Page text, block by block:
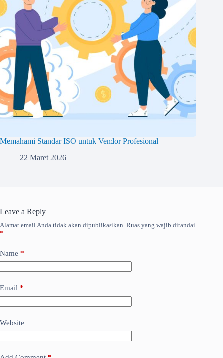
Memahami Standar ISO untuk Vendor Profesional
22 Maret 2026
Leave a Reply
Alamat email Anda tidak akan dipublikasikan. Ruas yang wajib ditandai
*
Name *
Email *
Website